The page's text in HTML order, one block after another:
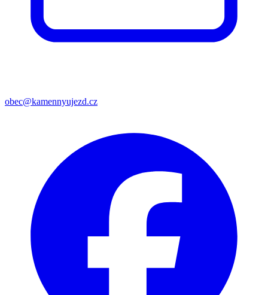
obec@kamennyujezd.cz